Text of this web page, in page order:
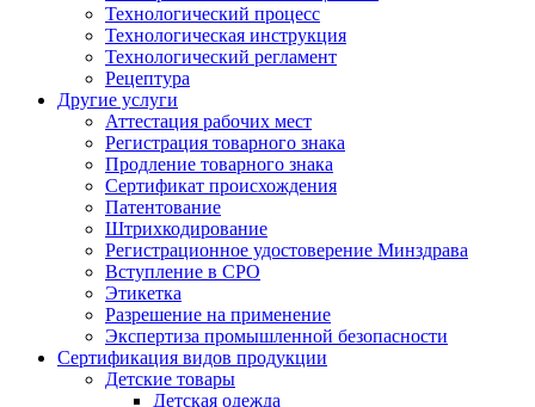
Технологический процесс
Технологическая инструкция
Технологический регламент
Рецептура
Другие услуги
Аттестация рабочих мест
Регистрация товарного знака
Продление товарного знака
Сертификат происхождения
Патентование
Штрихкодирование
Регистрационное удостоверение Минздрава
Вступление в СРО
Этикетка
Разрешение на применение
Экспертиза промышленной безопасности
Сертификация видов продукции
Детские товары
Детская одежда